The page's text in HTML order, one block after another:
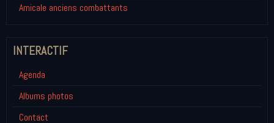
Amicale anciens combattants
INTERACTIF
Agenda
Albums photos
Contact